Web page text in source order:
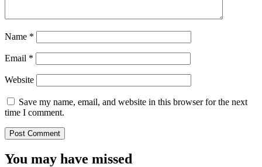
Name *
Email *
Website
Save my name, email, and website in this browser for the next
time I comment.
You may have missed